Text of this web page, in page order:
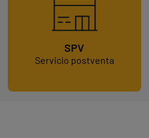
SPV
Servicio postventa